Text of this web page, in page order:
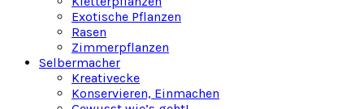
Exotische Pflanzen
Rasen
Zimmerpflanzen
Selbermacher
Kreativecke
Konservieren, Einmachen